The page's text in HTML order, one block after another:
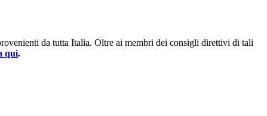
da tutta Italia. Oltre ai membri dei consigli direttivi di tali
qui.